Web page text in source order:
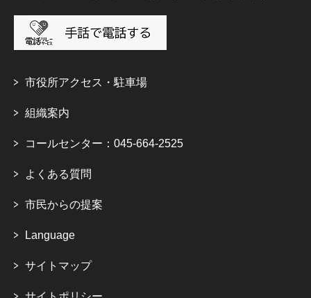
市役所アクセス・駐車場
組織案内
コールセンター：045-664-2525
よくある質問
市民からの提案
Language
サイトマップ